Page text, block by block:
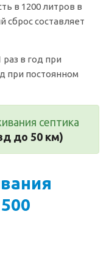
в 1200 литров в
сброс составляет
в год при
при постоянном
септика
до 50 км)